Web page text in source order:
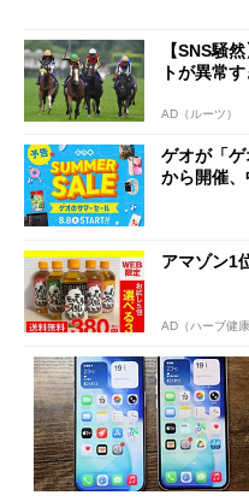
【SNS騒
トが異常
AD（ルーツ）
ゲオが「
から開催
アマゾン1
AD（ハーブ健康